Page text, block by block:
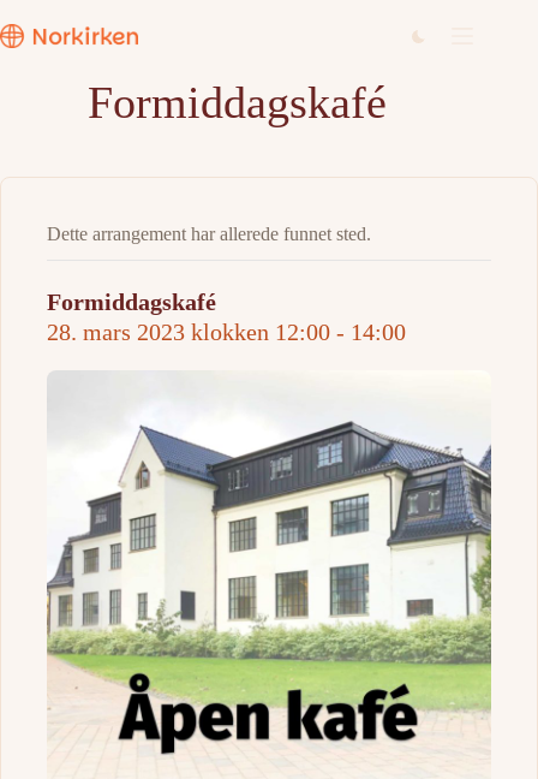
til
innholdet
Formiddagskafé
Dette arrangement har allerede funnet sted.
Formiddagskafé
28. mars 2023 klokken 12:00 - 14:00